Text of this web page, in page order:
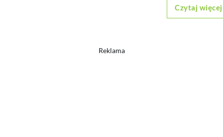
Czytaj więcej
Reklama